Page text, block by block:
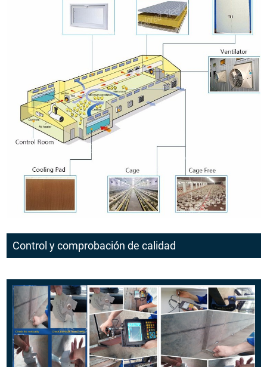
Control y comprobación de calidad